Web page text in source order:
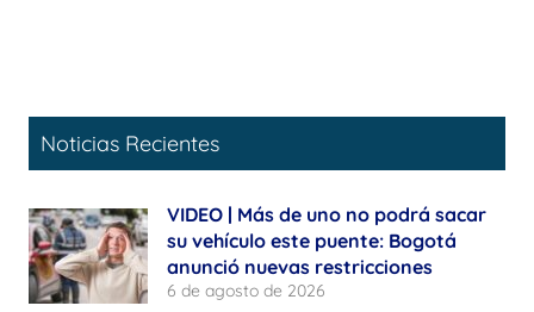
Noticias Recientes
VIDEO | Más de uno no podrá sacar
su vehículo este puente: Bogotá
anunció nuevas restricciones
6 de agosto de 2026